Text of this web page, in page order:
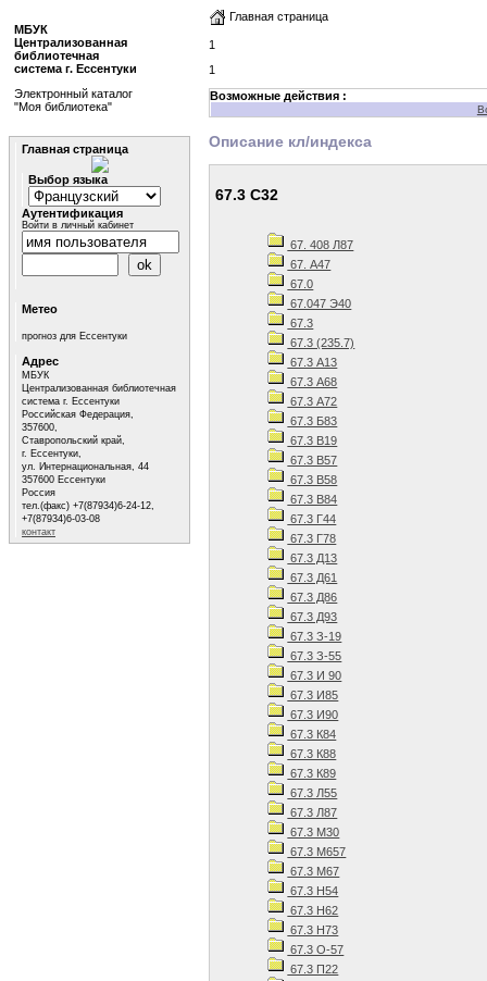
Главная страница
1
1
Возможные действия :
Описание кл/индекса
67.3 С32
67. 408 Л87
67. А47
67.0
67.047 Э40
67.3
67.3 (235.7)
67.3 А13
67.3 А68
67.3 А72
67.3 Б83
67.3 В19
67.3 В57
67.3 В58
67.3 В84
67.3 Г44
67.3 Г78
67.3 Д13
67.3 Д61
67.3 Д86
67.3 Д93
67.3 З-19
67.3 З-55
67.3 И 90
67.3 И85
67.3 И90
67.3 К84
67.3 К88
67.3 К89
67.3 Л55
67.3 Л87
67.3 М30
67.3 М657
67.3 М67
67.3 Н54
67.3 Н62
67.3 Н73
67.3 О-57
67.3 П22
МБУК
Централизованная
библиотечная
система г. Ессентуки
Электронный каталог
"Моя библиотека"
Главная страница
Выбор языка
Аутентификация
Войти в личный кабинет
Метео
прогноз для Ессентуки
Адрес
МБУК
Централизованная библиотечная
система г. Ессентуки
Российская Федерация,
357600,
Ставропольский край,
г. Ессентуки,
ул. Интернациональная, 44
357600 Ессентуки
Россия
тел.(факс) +7(87934)6-24-12,
+7(87934)6-03-08
контакт